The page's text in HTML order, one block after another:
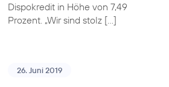
Dispokredit in Höhe von 7,49
Prozent. „Wir sind stolz […]
26. Juni 2019